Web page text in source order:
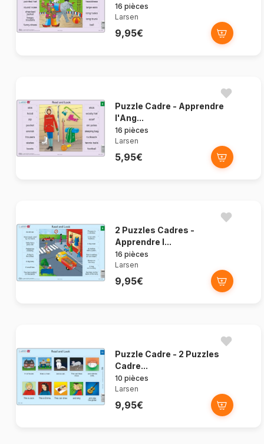
16 pièces
Larsen
9,95€
Puzzle Cadre - Apprendre
l'Ang...
16 pièces
Larsen
5,95€
2 Puzzles Cadres -
Apprendre l...
16 pièces
Larsen
9,95€
Puzzle Cadre - 2 Puzzles
Cadre...
10 pièces
Larsen
9,95€